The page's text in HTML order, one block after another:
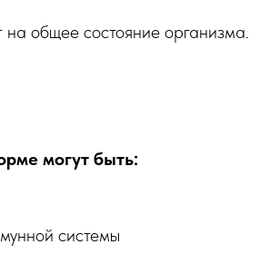
общее состояние организма.
могут быть:
системы